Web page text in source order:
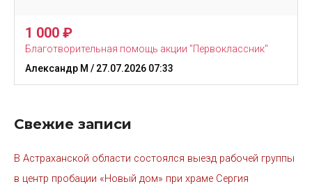
1 000 ₽
Благотворительная помощь акции "Первоклассник"
Александр М / 27.07.2026 07:33
Свежие записи
В Астраханской области состоялся выезд рабочей группы
в центр пробации «Новый дом» при храме Сергия